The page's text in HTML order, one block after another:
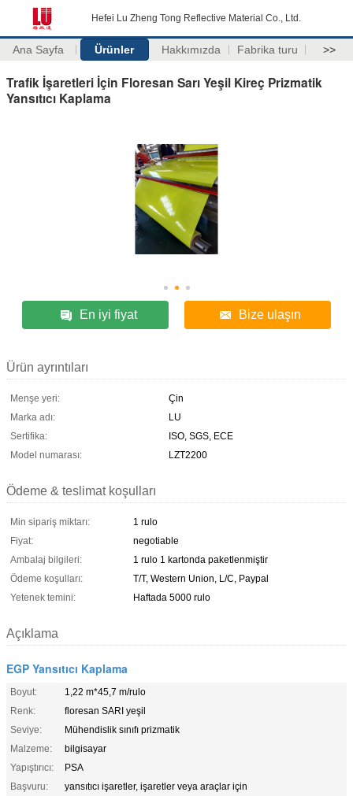
Hefei Lu Zheng Tong Reflective Material Co., Ltd.
Ana Sayfa Ürünler Hakkımızda Fabrika turu >>
Trafik İşaretleri İçin Floresan Sarı Yeşil Kireç Prizmatik
Yansıtıcı Kaplama
En iyi fiyat Bize ulaşın
Ürün ayrıntıları
Menşe yeri:
Çin
Marka adı:
LU
Sertifika:
ISO, SGS, ECE
Model numarası:
LZT2200
Ödeme & teslimat koşulları
Min sipariş miktarı:
1 rulo
Fiyat:
negotiable
Ambalaj bilgileri:
1 rulo 1 kartonda paketlenmiştir
Ödeme koşulları:
T/T, Western Union, L/C, Paypal
Yetenek temini:
Haftada 5000 rulo
Açıklama
EGP Yansıtıcı Kaplama
Boyut:
1,22 m*45,7 m/rulo
Renk:
floresan SARI yeşil
Seviye:
Mühendislik sınıfı prizmatik
Malzeme:
bilgisayar
Yapıştırıcı:
PSA
Başvuru:
yansıtıcı işaretler, işaretler veya araçlar için